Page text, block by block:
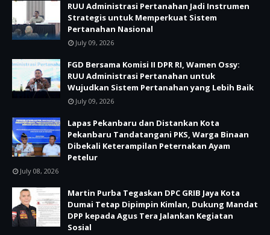
RUU Administrasi Pertanahan Jadi Instrumen
Strategis untuk Memperkuat Sistem
Pertanahan Nasional
July 09, 2026
FGD Bersama Komisi II DPR RI, Wamen Ossy:
RUU Administrasi Pertanahan untuk
Wujudkan Sistem Pertanahan yang Lebih Baik
July 09, 2026
Lapas Pekanbaru dan Distankan Kota
Pekanbaru Tandatangani PKS, Warga Binaan
Dibekali Keterampilan Peternakan Ayam
Petelur
July 08, 2026
Martin Purba Tegaskan DPC GRIB Jaya Kota
Dumai Tetap Dipimpin Kimlan, Dukung Mandat
DPP kepada Agus Tera Jalankan Kegiatan
Sosial